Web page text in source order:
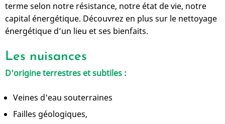
terme selon notre résistance, notre état de vie, notre
capital énergétique. Découvrez en plus sur le nettoyage
énergétique d’un lieu et ses bienfaits.
Les nuisances
D'origine terrestres et subtiles :
Veines d'eau souterraines
Failles géologiques,